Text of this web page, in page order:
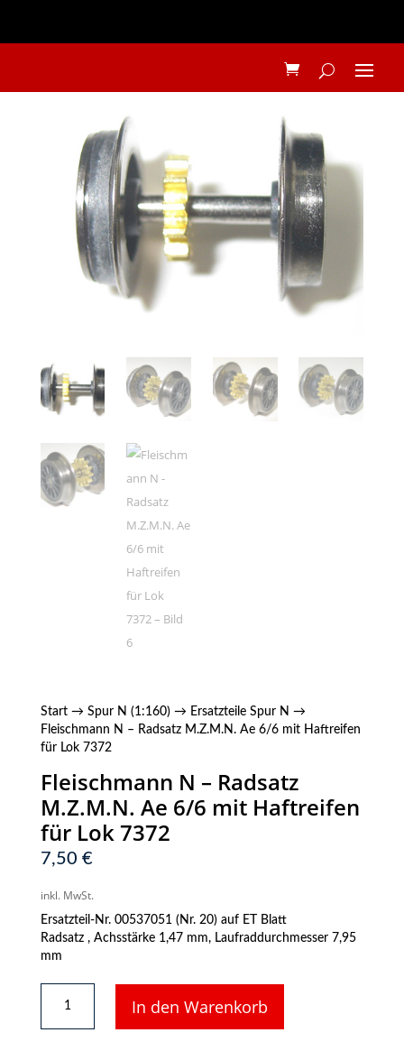
Start→ Spur N (1:160)→ Ersatzteile Spur N →
Fleischmann N – Radsatz M.Z.M.N. Ae 6/6 mit Haftreifen
für Lok 7372
Fleischmann N – Radsatz
M.Z.M.N. Ae 6/6 mit Haftreifen
für Lok 7372
7,50 €
inkl. MwSt.
Ersatzteil-Nr. 00537051 (Nr. 20) auf ET Blatt
Radsatz , Achsstärke 1,47 mm, Laufraddurchmesser 7,95
mm
-
In den Warenkorb